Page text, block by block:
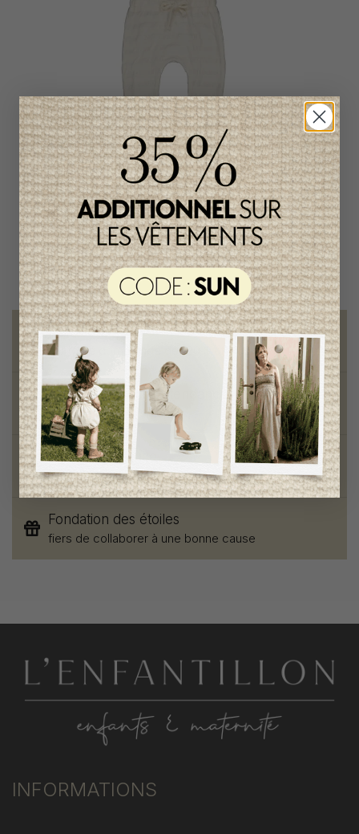
Pantalon Quapi Kidswear
Garçon
19,95$CA
Livraison gratuite
sur toute commande de 100 $ et plus
Vêtements chics et tendances
pour mamans et enfants
Style et élégance
qualité remarquable
Fondation des étoiles
fiers de collaborer à une bonne cause
INFORMATIONS